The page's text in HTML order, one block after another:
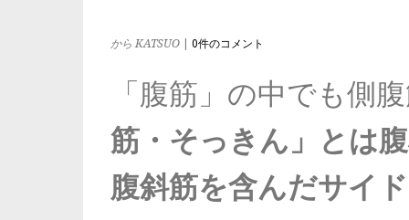
から KATSUO 0件のコメント
「腹筋」の中でも側
筋・そっきん」とは
腹斜筋を含んだサイ